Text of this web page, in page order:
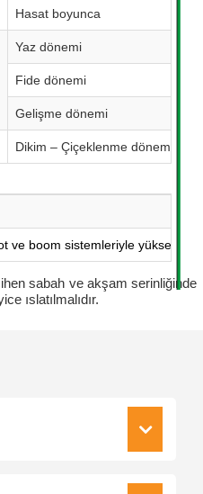
Hasat boyunca
Yaz dönemi
Fide dönemi
Gelişme dönemi
Dikim – Çiçeklenme dönemi
ve boom sistemleriyle yüksek
sabah ve akşam serinliğinde
ıslatılmalıdır.